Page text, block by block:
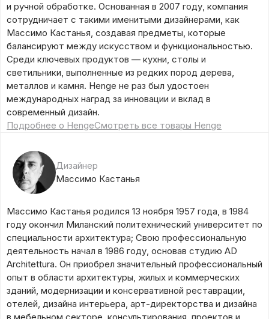
и ручной обработке. Основанная в 2007 году, компания
сотрудничает с такими именитыми дизайнерами, как
Массимо Кастанья, создавая предметы, которые
балансируют между искусством и функциональностью.
Среди ключевых продуктов — кухни, столы и
светильники, выполненные из редких пород дерева,
металлов и камня. Henge не раз был удостоен
международных наград за инновации и вклад в
современный дизайн.
Подробнее о HengeСмотреть все товары Henge
Дизайнер
Массимо Кастанья
Массимо Кастанья родился 13 ноября 1957 года, в 1984
году окончил Миланский политехнический университет по
специальности архитектура; Свою профессиональную
деятельность начал в 1986 году, основав студию AD
Architettura. Он приобрел значительный профессиональный
опыт в области архитектуры, жилых и коммерческих
зданий, модернизации и консервативной реставрации,
отелей, дизайна интерьера, арт-директорства и дизайна